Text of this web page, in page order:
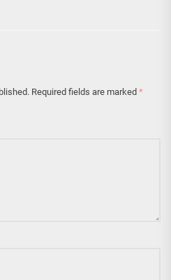
Required fields are marked *